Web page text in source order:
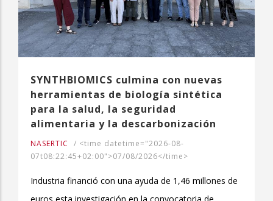
SYNTHBIOMICS culmina con nuevas
herramientas de biología sintética
para la salud, la seguridad
alimentaria y la descarbonización
NASERTIC / <time datetime="2026-08-
07t08:22:45+02:00">07/08/2026</time>
Industria financió con una ayuda de 1,46 millones de